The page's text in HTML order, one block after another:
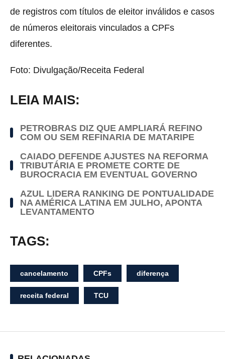
de registros com títulos de eleitor inválidos e casos
de números eleitorais vinculados a CPFs
diferentes.
Foto: Divulgação/Receita Federal
LEIA MAIS:
PETROBRAS DIZ QUE AMPLIARÁ REFINO
COM OU SEM REFINARIA DE MATARIPE
CAIADO DEFENDE AJUSTES NA REFORMA
TRIBUTÁRIA E PROMETE CORTE DE
BUROCRACIA EM EVENTUAL GOVERNO
AZUL LIDERA RANKING DE PONTUALIDADE
NA AMÉRICA LATINA EM JULHO, APONTA
LEVANTAMENTO
TAGS:
cancelamento CPFs diferença
receita federal TCU